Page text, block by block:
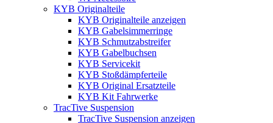
KYB Originalteile
KYB Originalteile anzeigen
KYB Gabelsimmerringe
KYB Schmutzabstreifer
KYB Gabelbuchsen
KYB Servicekit
KYB Stoßdämpferteile
KYB Original Ersatzteile
KYB Kit Fahrwerke
TracTive Suspension
TracTive Suspension anzeigen